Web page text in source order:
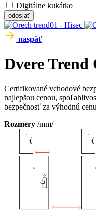
Digitálne kukátko
odoslať
naspäť
Dvere Trend
Certifikované vchodové
najlepšou cenou,
bezpečnosť za výhodnú cenu
Rozmery /mm/